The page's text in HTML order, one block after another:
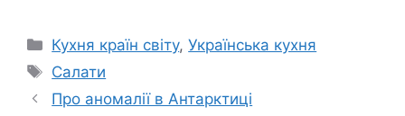
Категорії
Кухня країн світу,Українська кухня
Позначки
Салати
Про аномалії в Антарктиці